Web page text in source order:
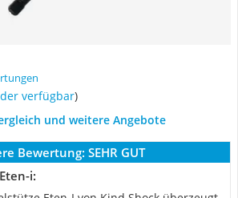
verfügbar)
und weitere Angebote
Bewertung: SEHR GUT
i: